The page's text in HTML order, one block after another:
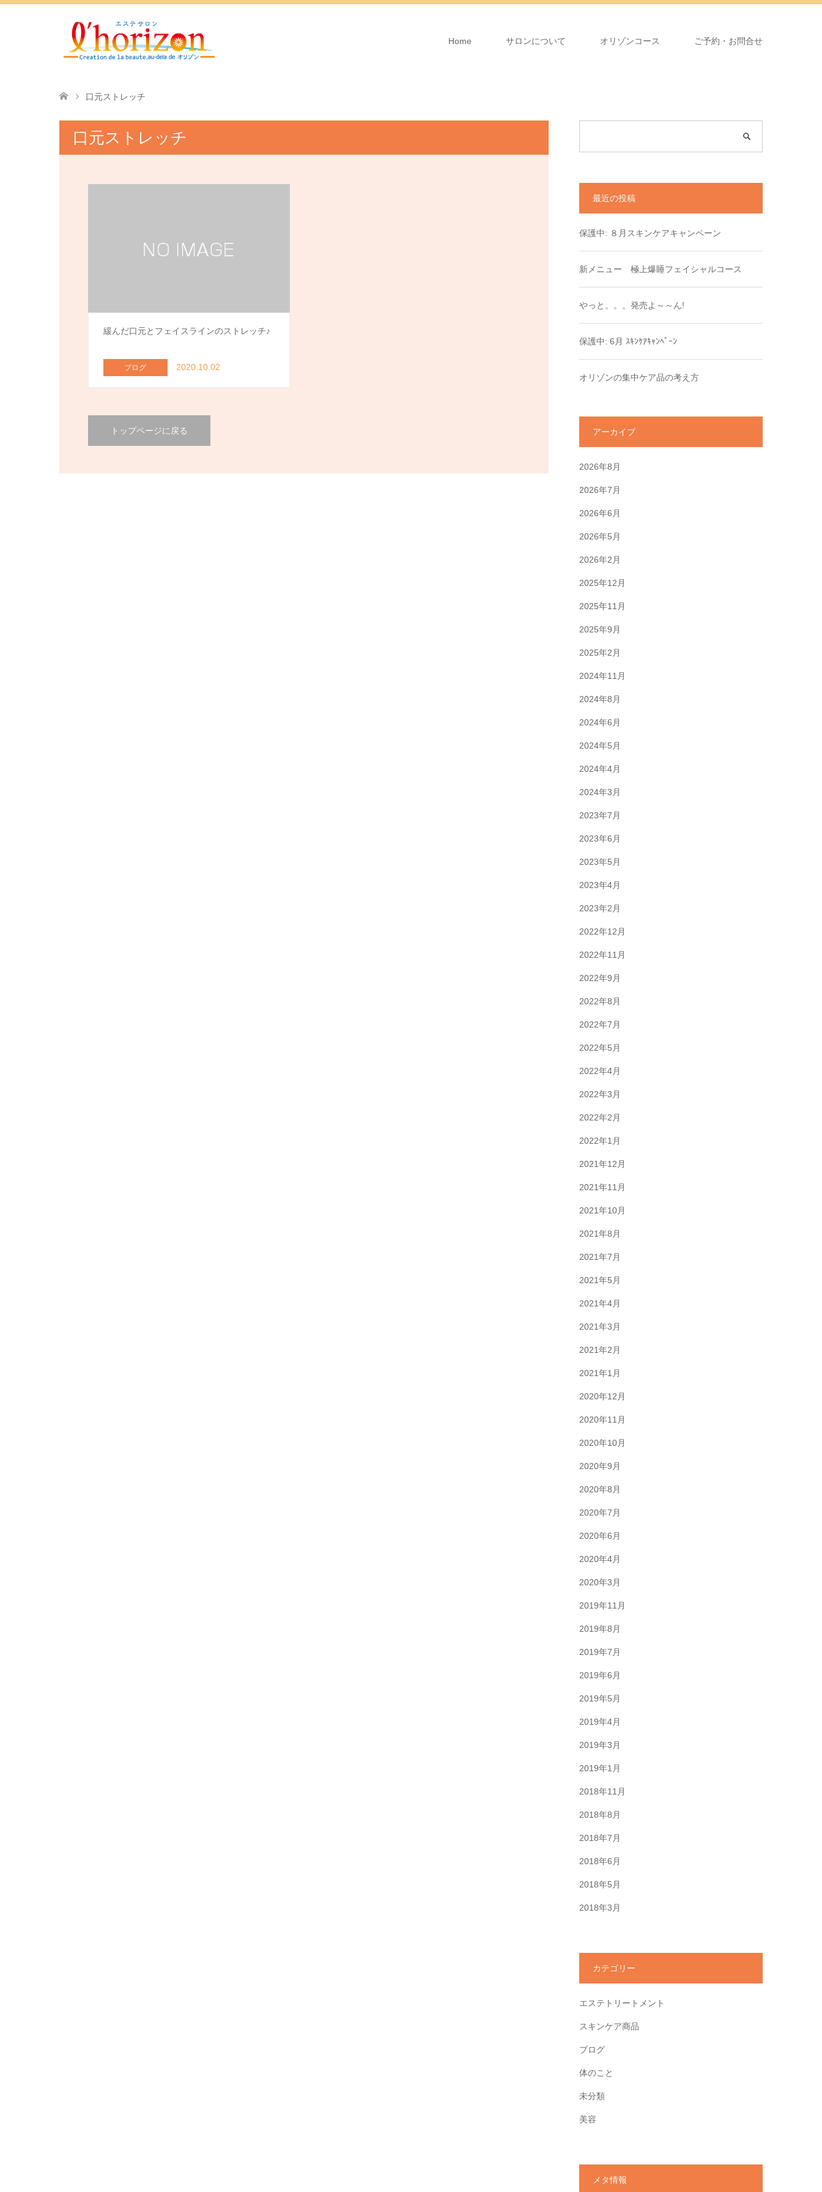
Home サロンについて オリゾンコース ご予約・お問合せ
口元ストレッチ
口元ストレッチ
緩んだ口元とフェイスラインのストレッチ♪
ブログ 2020.10.02
トップページに戻る
最近の投稿
保護中: ８月スキンケアキャンペーン
新メニュー 極上爆睡フェイシャルコース
やっと。。。発売よ～～ん!
保護中: 6月 ｽｷﾝｹｱｷｬﾝﾍﾟｰﾝ
オリゾンの集中ケア品の考え方
アーカイブ
2026年8月
2026年7月
2026年6月
2026年5月
2026年2月
2025年12月
2025年11月
2025年9月
2025年2月
2024年11月
2024年8月
2024年6月
2024年5月
2024年4月
2024年3月
2023年7月
2023年6月
2023年5月
2023年4月
2023年2月
2022年12月
2022年11月
2022年9月
2022年8月
2022年7月
2022年5月
2022年4月
2022年3月
2022年2月
2022年1月
2021年12月
2021年11月
2021年10月
2021年8月
2021年7月
2021年5月
2021年4月
2021年3月
2021年2月
2021年1月
2020年12月
2020年11月
2020年10月
2020年9月
2020年8月
2020年7月
2020年6月
2020年4月
2020年3月
2019年11月
2019年8月
2019年7月
2019年6月
2019年5月
2019年4月
2019年3月
2019年1月
2018年11月
2018年8月
2018年7月
2018年6月
2018年5月
2018年3月
カテゴリー
エステトリートメント
スキンケア商品
ブログ
体のこと
未分類
美容
メタ情報